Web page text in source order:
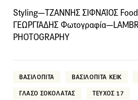
Styling—ΤΖΑΝΝΉΣ ΣΙΦΝΑΊΟΣ
ΓΕΩΡΓΙΆΔΗΣ
PHOTOGRAPHY
ΒΑΣΙΛΟΠΙΤΑ ΒΑΣΙΛΟΠΙΤΑ ΚΕΙΚ
ΓΛΑΣΟ ΣΟΚΟΛΑΤΑΣ ΤΕΥΧΟΣ 17